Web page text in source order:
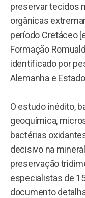
preservar tecidos
orgânicas
período Cretáceo
Formação
identificado por
Alemanha e
O estudo inédito,
geoquímica,
bactérias
decisivo na
preservação
especialistas de
documento